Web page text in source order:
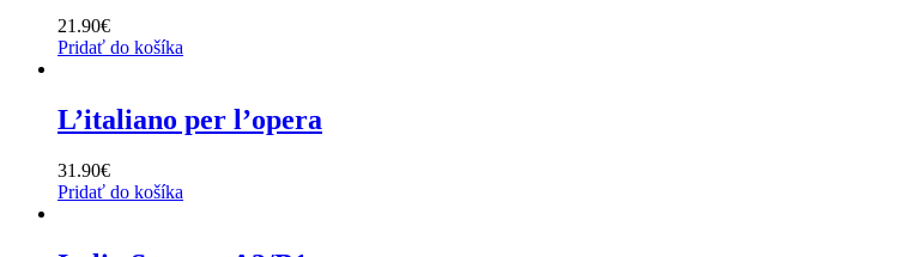
21.90€
Pridať do košíka
L’italiano per l’opera
31.90€
Pridať do košíka